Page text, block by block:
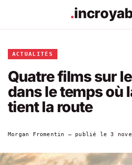
ACTUALITÉS
Quatre films sur
dans le temps où
tient la route
Morgan Fromentin — publié le3